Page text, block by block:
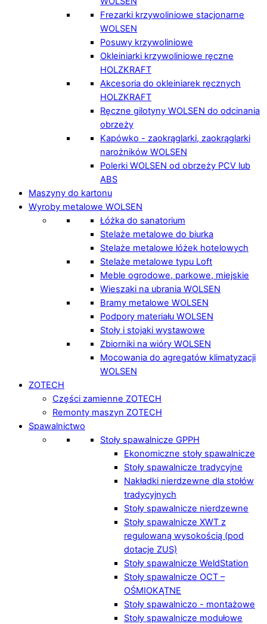
Frezarki krzywoliniowe stacjonarne
WOLSEN
Posuwy krzywoliniowe
Okleiniarki krzywoliniowe ręczne
HOLZKRAFT
Akcesoria do okleiniarek ręcznych
HOLZKRAFT
Ręczne gilotyny WOLSEN do odcinania
obrzeży
Kapówko - zaokrąglarki, zaokrąglarki
narożników WOLSEN
Polerki WOLSEN od obrzeży PCV lub
ABS
Maszyny do kartonu
Wyroby metalowe WOLSEN
Łóżka do sanatorium
Stelaże metalowe do biurka
Stelaże metalowe łóżek hotelowych
Stelaże metalowe typu Loft
Meble ogrodowe, parkowe, miejskie
Wieszaki na ubrania WOLSEN
Bramy metalowe WOLSEN
Podpory materiału WOLSEN
Stoły i stojaki wystawowe
Zbiorniki na wióry WOLSEN
Mocowania do agregatów klimatyzacji
WOLSEN
ZOTECH
Części zamienne ZOTECH
Remonty maszyn ZOTECH
Spawalnictwo
Stoły spawalnicze GPPH
Ekonomiczne stoły spawalnicze
Stoły spawalnicze tradycyjne
Nakładki nierdzewne dla stołów
tradycyjnych
Stoły spawalnicze nierdzewne
Stoły spawalnicze XWT z
regulowaną wysokością (pod
dotacje ZUS)
Stoły spawalnicze WeldStation
Stoły spawalnicze OCT –
OŚMIOKĄTNE
Stoły spawalniczo - montażowe
Stoły spawalnicze modułowe